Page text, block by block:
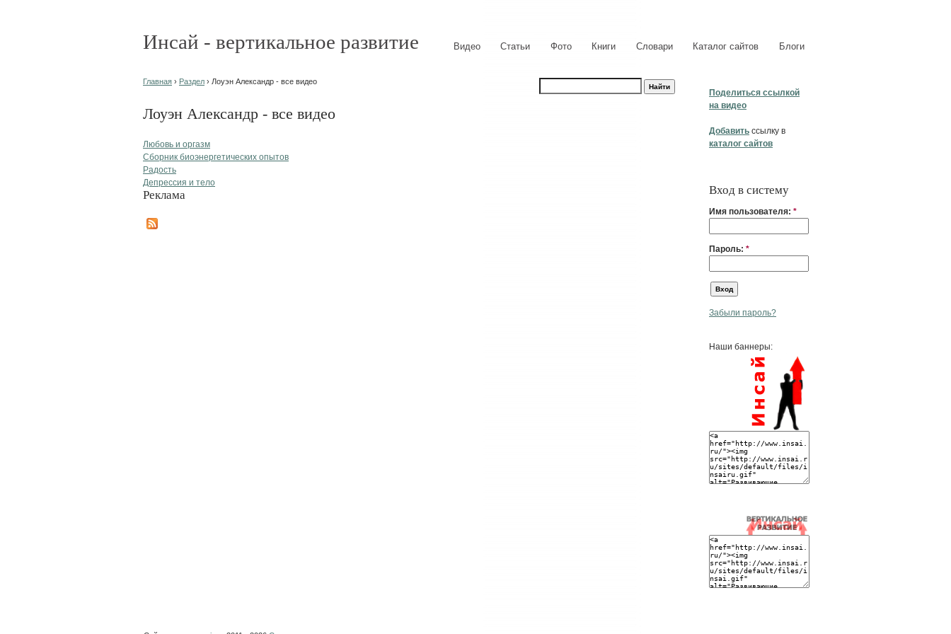
Инсай - вертикальное развитие Видео Статьи Фото Книги Словари Каталог сайтов Блоги
Поделиться ссылкой
на видео
Добавить ссылку в
каталог сайтов
Вход в систему
Имя пользователя: *
Пароль: *
Забыли пароль?
Наши баннеры:
Главная › Раздел › Лоуэн Александр - все видео
Лоуэн Александр - все видео
Любовь и оргазм
Сборник биоэнергетических опытов
Радость
Депрессия и тело
Реклама